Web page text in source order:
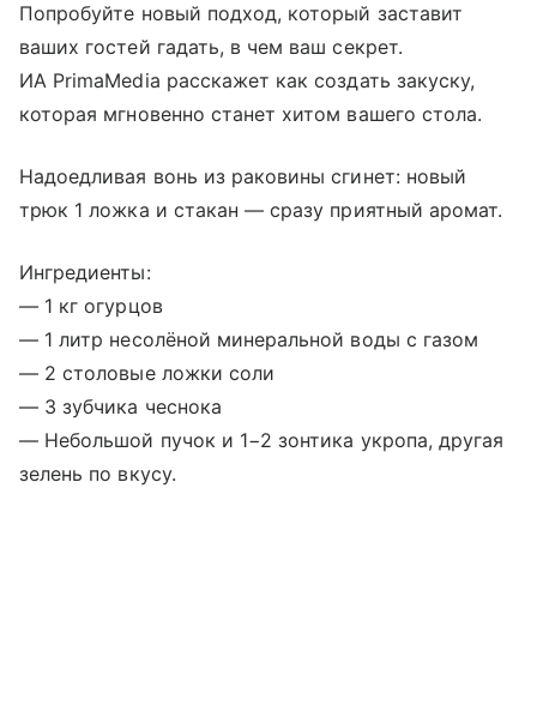
Попробуйте новый подход, который заставит
ваших гостей гадать, в чем ваш секрет.
ИА PrimaMedia расскажет как создать закуску,
которая мгновенно станет хитом вашего стола.
Надоедливая вонь из раковины сгинет: новый
трюк 1 ложка и стакан — сразу приятный аромат.
Ингредиенты:
— 1 кг огурцов
— 1 литр несолёной минеральной воды с газом
— 2 столовые ложки соли
— 3 зубчика чеснока
— Небольшой пучок и 1−2 зонтика укропа, другая
зелень по вкусу.